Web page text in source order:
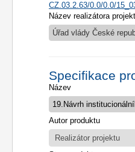
CZ.03.2.63/0.0/0.0/
Název realizátora
Úřad vlády České
Specifikace
Název
Autor produktu